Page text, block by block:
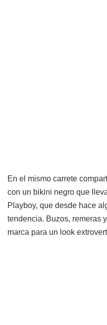
En el mismo carrete
con un bikini negro que
Playboy, que desde hace
tendencia. Buzos, remeras
marca para un look